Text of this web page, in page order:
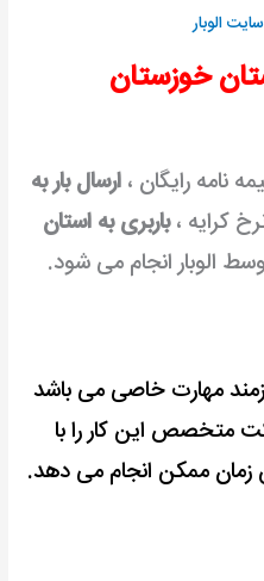
الوبار
خوزستان
نامه رایگان ،ارسال بار به
کرایه ،باربری به استان
الوبار انجام می شود.
مهارت خاصی می باشد
متخصص این کار را با
زمان ممکن انجام می دهد.